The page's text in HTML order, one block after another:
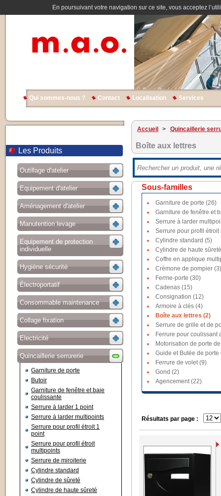
En poursuivant votre navigation sur ce site, vous acceptez
Qui sommes-nous ? Contact Localisation Services
Les Produits
Outillage d'atelier
Equipement d'atelier
Aménagement d'atelier
Manutention levage
Equipement de protection
individuelle
Hygiène sécurité
Électroportatif
Consommable maintenance
Collage fixation
Electricité
Quincaillerie serrurerie
Garniture de porte
Butoir
Garniture de fenêtre et baie
coulissante
Serrure à larder 1 point
Serrure à larder multipoints
Serrure pour profil étroit 1
point
Serrure pour profil étroit
multipoints
Serrure de miroiterie
Cylindre standard
Cylindre de sûreté
Cylindre de haute sûreté
Accueil > Quincaillerie
Boîte aux lettres
Sous-familles
Garniture de porte (26)
Garniture de fenêtre et
Serrure à larder
Serrure pour profil étroit
Cylindre standard (5)
Cylindre de haute
Coffre en applique
Crémone de pompier (3)
Ferme-porte (30)
Cadenas (15)
Consignation (12)
Armoire à clés (4)
Boîte aux lettres (2)
Serrure de grille et de
Ferrure pour coulissant
Motorisation de porte
Guide et Butée de
Ferrure de volet (9)
Gond (2)
Agencement (22)
Résultats par page :